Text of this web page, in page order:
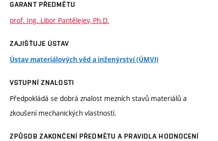
GARANT PŘEDMĚTU
prof. Ing. Libor Pantělejev, Ph.D.
ZAJIŠŤUJE ÚSTAV
Ústav materiálových věd a inženýrství (ÚMVI)
VSTUPNÍ ZNALOSTI
Předpokládá se dobrá znalost mezních stavů materiálů a
zkoušení mechanických vlastností.
ZPŮSOB ZAKONČENÍ PŘEDMĚTU A PRAVIDLA HODNOCENÍ